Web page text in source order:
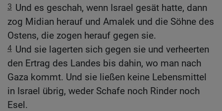
3 Und es geschah, wenn Israel gesät hatte, dann
zog Midian herauf und Amalek und die Söhne des
Ostens, die zogen herauf gegen sie.
4 Und sie lagerten sich gegen sie und verheerten
den Ertrag des Landes bis dahin, wo man nach
Gaza kommt. Und sie ließen keine Lebensmittel
in Israel übrig, weder Schafe noch Rinder noch
Esel.